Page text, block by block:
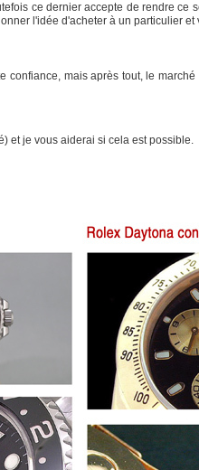
ce dernier accepte de rendre ce
l'idée d'acheter à un particulier
confiance, mais après tout, le
et je vous aiderai si cela est possible.